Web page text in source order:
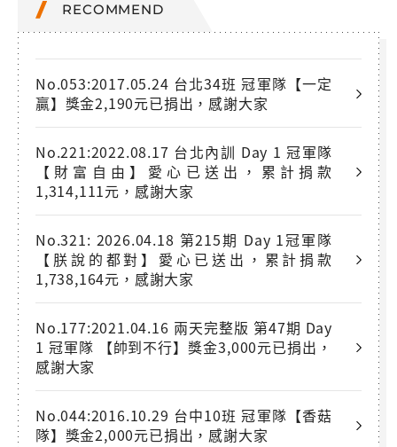
RECOMMEND
No.053:2017.05.24 台北34班 冠軍隊【一定
贏】獎金2,190元已捐出，感謝大家
No.221:2022.08.17 台北內訓 Day 1 冠軍隊
【財富自由】愛心已送出，累計捐款
1,314,111元，感謝大家
No.321: 2026.04.18 第215期 Day 1冠軍隊
【朕說的都對】愛心已送出，累計捐款
1,738,164元，感謝大家
No.177:2021.04.16 兩天完整版 第47期 Day
1 冠軍隊 【帥到不行】獎金3,000元已捐出，
感謝大家
No.044:2016.10.29 台中10班 冠軍隊【香菇
隊】獎金2,000元已捐出，感謝大家